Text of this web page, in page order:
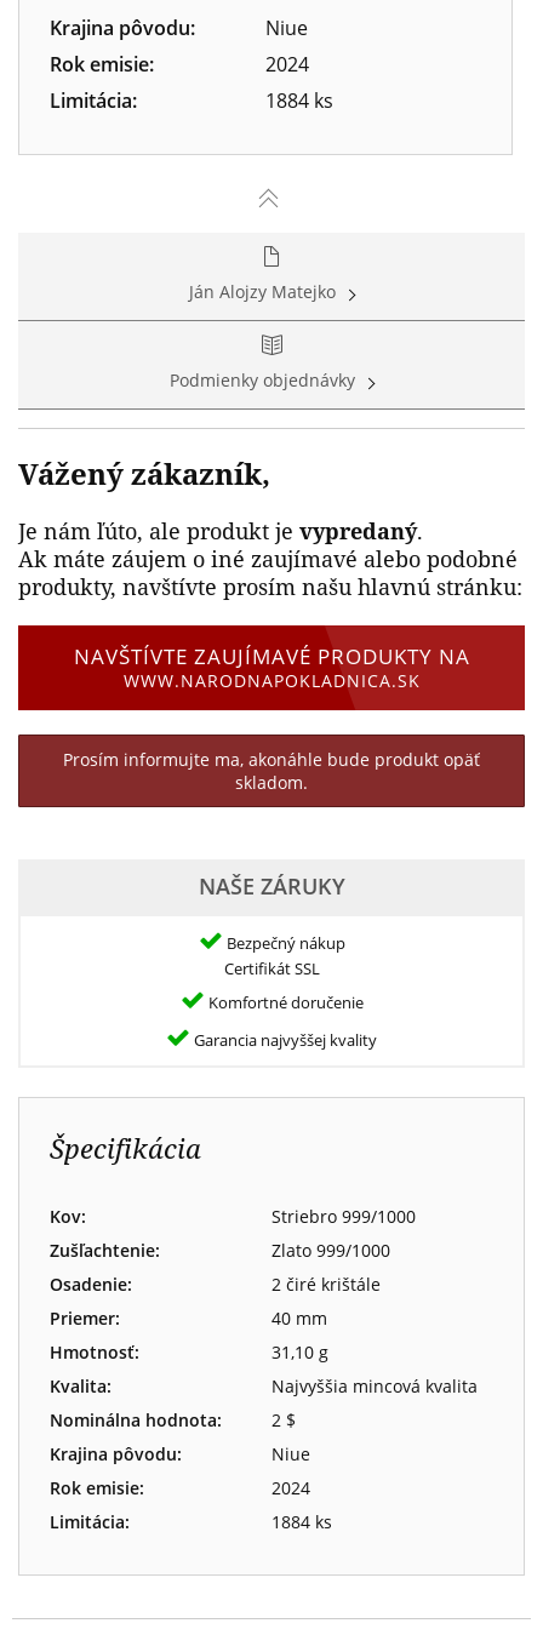
Krajina pôvodu:
Niue
Rok emisie:
2024
Limitácia:
1884 ks
Ján Alojzy Matejko
Podmienky objednávky
Vážený zákazník,
Je nám ľúto, ale produkt je vypredaný.
Ak máte záujem o iné zaujímavé alebo podobné
produkty, navštívte prosím našu hlavnú stránku:
NAVŠTÍVTE ZAUJÍMAVÉ PRODUKTY NA
WWW.NARODNAPOKLADNICA.SK
Prosím informujte ma, akonáhle bude produkt opäť
skladom.
NAŠE ZÁRUKY
Bezpečný nákup
Certifikát SSL
Komfortné doručenie
Garancia najvyššej kvality
Špecifikácia
Kov:
Striebro 999/1000
Zušľachtenie:
Zlato 999/1000
Osadenie:
2 čiré krištále
Priemer:
40 mm
Hmotnosť:
31,10 g
Kvalita:
Najvyššia mincová kvalita
Nominálna hodnota:
2 $
Krajina pôvodu:
Niue
Rok emisie:
2024
Limitácia:
1884 ks